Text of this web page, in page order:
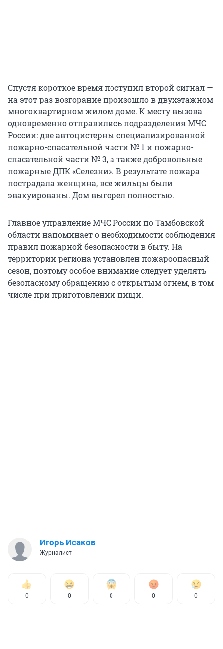
Спустя короткое время поступил второй сигнал —
на этот раз возгорание произошло в двухэтажном
многоквартирном жилом доме. К месту вызова
одновременно отправились подразделения МЧС
России: две автоцистерны специализированной
пожарно-спасательной части № 1 и пожарно-
спасательной части № 3, а также добровольные
пожарные ДПК «Селезни». В результате пожара
пострадала женщина, все жильцы были
эвакуированы. Дом выгорел полностью.
Главное управление МЧС России по Тамбовской
области напоминает о необходимости соблюдения
правил пожарной безопасности в быту. На
территории региона установлен пожароопасный
сезон, поэтому особое внимание следует уделять
безопасному обращению с открытым огнем, в том
числе при приготовлении пищи.
Игорь Исаков
Журналист
0 0 0 0 0